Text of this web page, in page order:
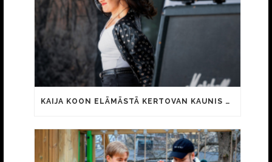
KAIJA KOON ELÄMÄSTÄ KERTOVAN KAUNIS RIETAS ONNELLINEN -ELOKUVAN TRAILER JULKI